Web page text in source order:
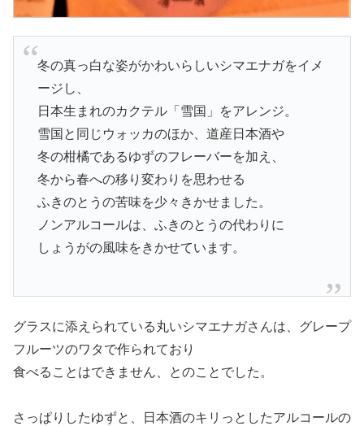
冬の真っ白な姿がかわいらしいシマエナガをイメ
ージし、
日本生まれのカクテル「雪国」をアレンジ。
雪国と同じウォッカのほか、道産日本酒や
冬の柑橘であるゆずのフレーバーを加え、
冬から春への移り変わりを思わせる
ふきのとうの苦味を少々きかせました。
ノンアルコールは、ふきのとうの代わりに
しょうがの風味をきかせています。
グラスに添えられている丸いシマエナガさんは、グレープ
フルーツのワタで作られており
食べることはできません、とのことでした。
さっぱりしたゆずと、日本酒のキリっとしたアルコールの